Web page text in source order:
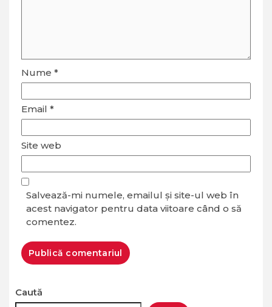
Nume *
Email *
Site web
Salvează-mi numele, emailul și site-ul web în
acest navigator pentru data viitoare când o să
comentez.
Caută